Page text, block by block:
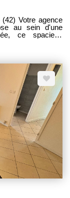
au sein d'une
ce spacieux
salle d'eau et un
généreux, son
sa vue dégagée.